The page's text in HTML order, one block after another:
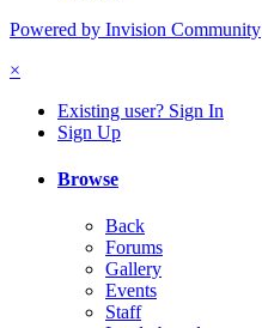
Powered by Invision Community
×
Existing user? Sign In
Sign Up
Browse
Back
Forums
Gallery
Events
Staff